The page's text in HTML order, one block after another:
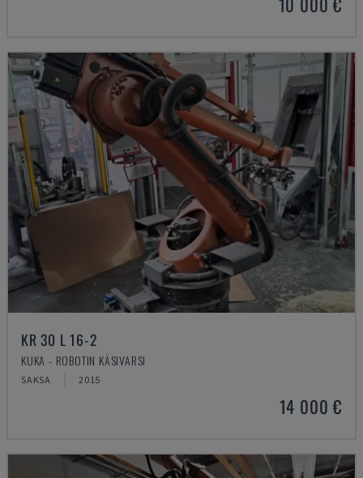
KR 30 L 16-2
KUKA - ROBOTIN KÄSIVARSI
SAKSA 2015
14 000 €